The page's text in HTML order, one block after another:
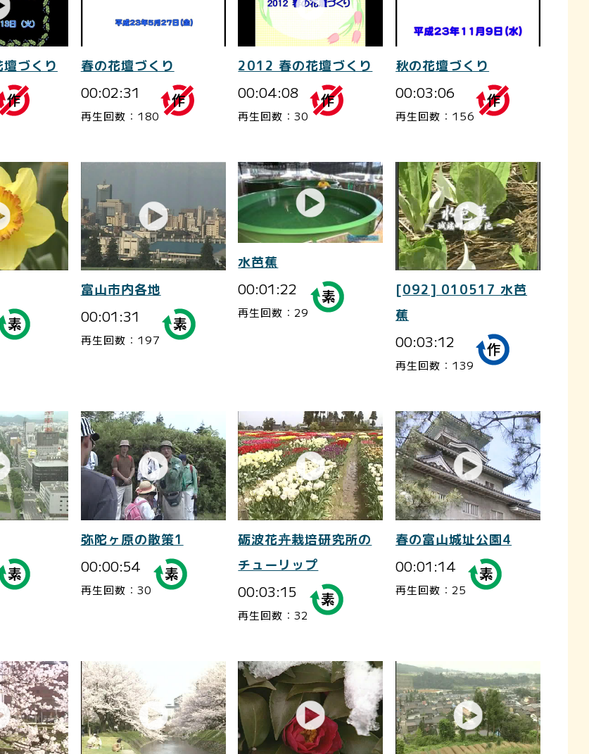
づくり 春の花壇づくり
00:02:31
再生回数：180
2012 春の花壇づくり
00:04:08
再生回数：30
秋の花壇づくり
00:03:06
再生回数：156
富山市内各地
00:01:31
再生回数：197
水芭蕉
00:01:22
再生回数：29
[092] 010517 水芭
蕉
00:03:12
再生回数：139
弥陀ヶ原の散策1
00:00:54
再生回数：30
砺波花卉栽培研究所の
チューリップ
00:03:15
再生回数：32
春の富山城址公園4
00:01:14
再生回数：25